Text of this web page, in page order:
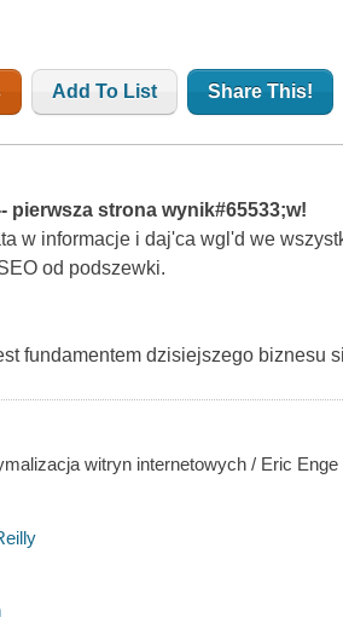
Add To List Share This!
pierwsza strona wynik#65533;w!
w informacje i daj'ca wgl'd we
od podszewki.
fundamentem dzisiejszego biznesu
witryn internetowych / Eric Enge